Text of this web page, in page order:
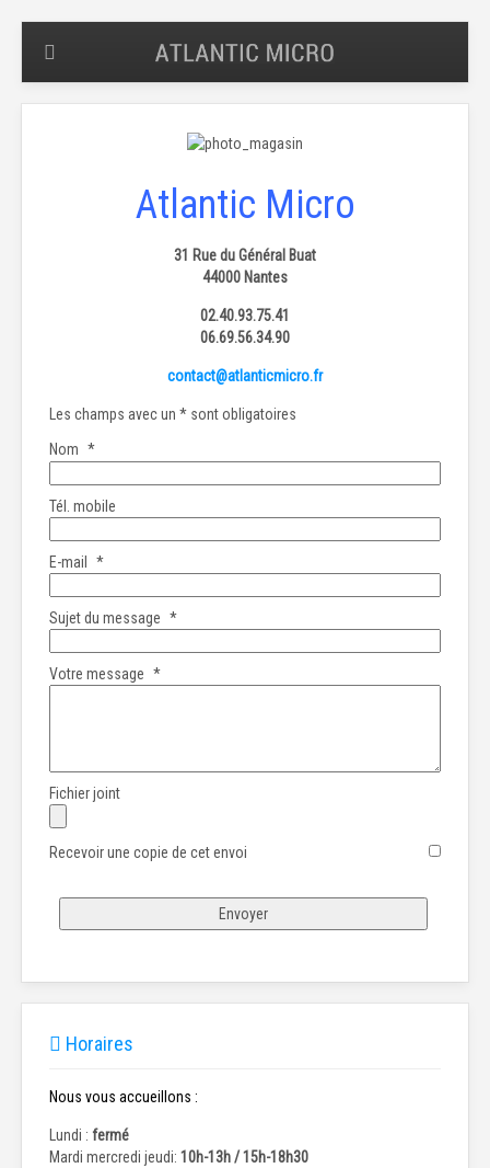
Atlantic Micro
31 Rue du Général Buat
44000 Nantes
02.40.93.75.41
06.69.56.34.90
contact@atlanticmicro.fr
Les champs avec un * sont obligatoires
Nom *
Tél. mobile
E-mail *
Sujet du message *
Votre message *
Fichier joint
Recevoir une copie de cet envoi
Horaires
Nous vous accueillons :
Lundi : fermé
Mardi mercredi jeudi: 10h-13h / 15h-18h30